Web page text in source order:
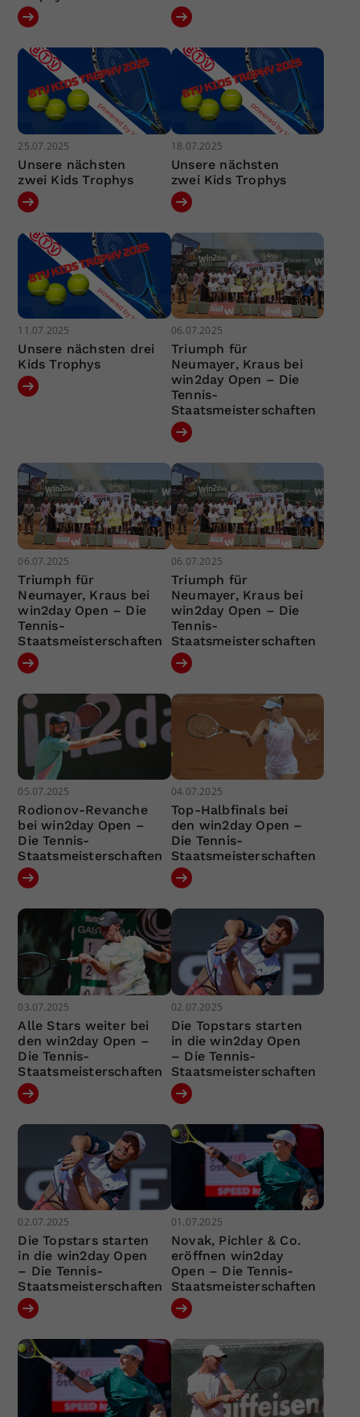
25.07.2025
Unsere nächsten
zwei Kids Trophys
18.07.2025
Unsere nächsten
zwei Kids Trophys
11.07.2025
Unsere nächsten drei
Kids Trophys
06.07.2025
Triumph für
Neumayer, Kraus bei
win2day Open – Die
Tennis-
Staatsmeisterschaften
06.07.2025
Triumph für
Neumayer, Kraus bei
win2day Open – Die
Tennis-
Staatsmeisterschaften
06.07.2025
Triumph für
Neumayer, Kraus bei
win2day Open – Die
Tennis-
Staatsmeisterschaften
05.07.2025
Rodionov-Revanche
bei win2day Open –
Die Tennis-
Staatsmeisterschaften
04.07.2025
Top-Halbfinals bei
den win2day Open –
Die Tennis-
Staatsmeisterschaften
03.07.2025
Alle Stars weiter bei
den win2day Open –
Die Tennis-
Staatsmeisterschaften
02.07.2025
Die Topstars starten
in die win2day Open
– Die Tennis-
Staatsmeisterschaften
02.07.2025
Die Topstars starten
in die win2day Open
– Die Tennis-
Staatsmeisterschaften
01.07.2025
Novak, Pichler & Co.
eröffnen win2day
Open – Die Tennis-
Staatsmeisterschaften